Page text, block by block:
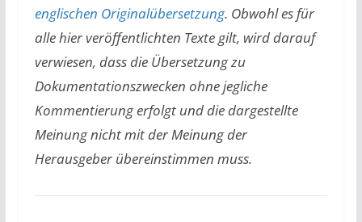
englischen Originalübersetzung. Obwohl es für
alle hier veröffentlichten Texte gilt, wird darauf
verwiesen, dass die Übersetzung zu
Dokumentationszwecken ohne jegliche
Kommentierung erfolgt und die dargestellte
Meinung nicht mit der Meinung der
Herausgeber übereinstimmen muss.